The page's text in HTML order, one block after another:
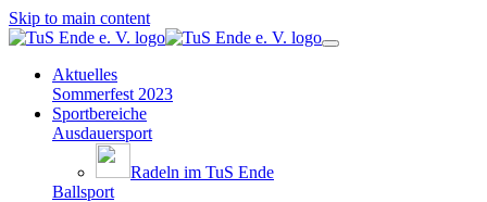
Skip to main content
Aktuelles
Sommerfest 2023
Sportbereiche
Ausdauersport
Radeln im TuS Ende
Ballsport